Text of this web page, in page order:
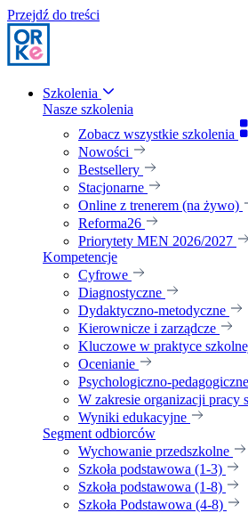
Przejdź do treści
Szkolenia
Nasze szkolenia
Zobacz wszystkie szkolenia
Nowości
Bestsellery
Stacjonarne
Online z trenerem (na żywo)
Reforma26
Priorytety MEN 2026/2027
Kompetencje
Cyfrowe
Diagnostyczne
Dydaktyczno-metodyczne
Kierownicze i zarządcze
Kluczowe w praktyce
Ocenianie
Psychologiczno-pedagogiczne
W zakresie organizacji pracy
Wyniki edukacyjne
Segment odbiorców
Wychowanie przedszkolne
Szkoła podstawowa (1-3)
Szkoła podstawowa (1-8)
Szkoła Podstawowa (4-8)